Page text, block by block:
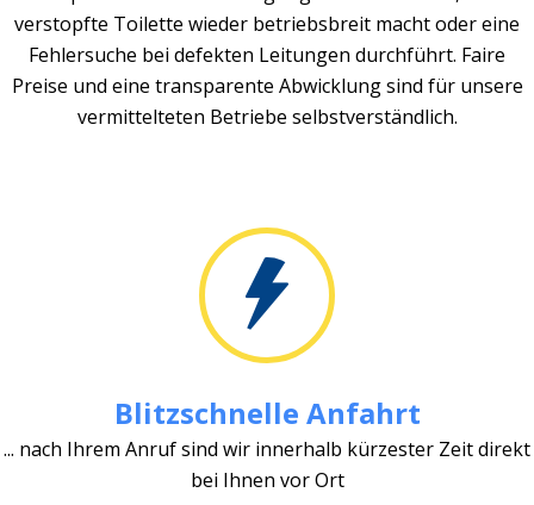
verstopfte Toilette wieder betriebsbreit macht oder eine
Fehlersuche bei defekten Leitungen durchführt. Faire
Preise und eine transparente Abwicklung sind für unsere
vermittelteten Betriebe selbstverständlich.
Blitzschnelle Anfahrt
... nach Ihrem Anruf sind wir innerhalb kürzester Zeit direkt
bei Ihnen vor Ort